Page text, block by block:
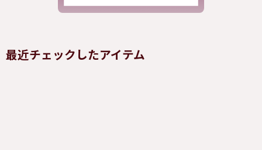
最近チェックしたアイテム